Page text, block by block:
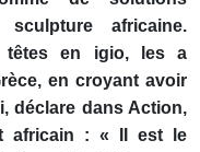
africaine.
têtes en igio, les a
en croyant avoir
déclare dans Action,
africain : « II est le